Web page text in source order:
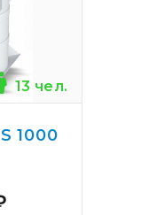
13 чел.
1000